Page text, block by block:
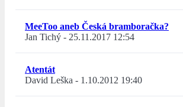
MeeToo aneb Česká bramboračka?
Jan Tichý - 25.11.2017 12:54
Atentát
David Leška - 1.10.2012 19:40